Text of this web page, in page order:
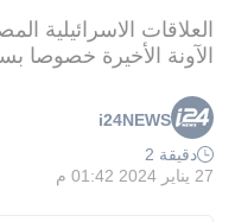
العلاقات الاسرائيلية
الآونة الأخيرة
i24NEWS
دقيقة 2
27 يناير 2024 01:42 م